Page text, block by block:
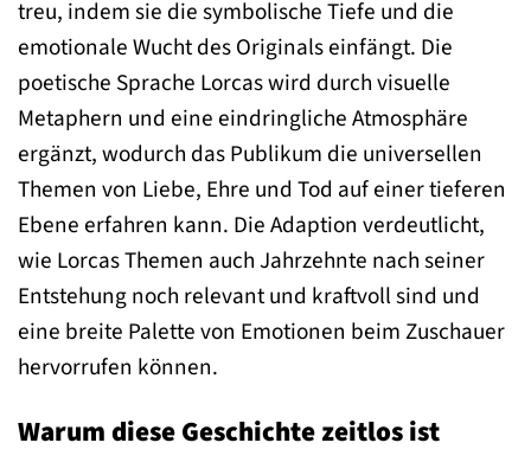
treu, indem sie die symbolische Tiefe und die
emotionale Wucht des Originals einfängt. Die
poetische Sprache Lorcas wird durch visuelle
Metaphern und eine eindringliche Atmosphäre
ergänzt, wodurch das Publikum die universellen
Themen von Liebe, Ehre und Tod auf einer tieferen
Ebene erfahren kann. Die Adaption verdeutlicht,
wie Lorcas Themen auch Jahrzehnte nach seiner
Entstehung noch relevant und kraftvoll sind und
eine breite Palette von Emotionen beim Zuschauer
hervorrufen können.
Warum diese Geschichte zeitlos ist